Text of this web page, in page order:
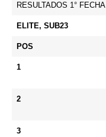
RESULTADOS 1° FECHA
ELITE, SUB23
POS
1
2
3